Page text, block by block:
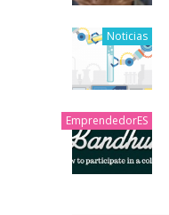
Noticias
EmprendedorES